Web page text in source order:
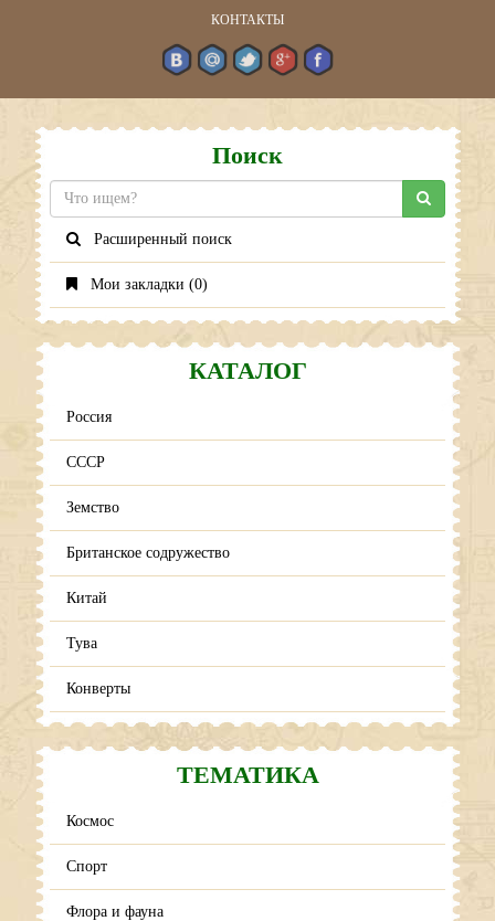
КОНТАКТЫ
Поиск
Расширенный поиск
Мои закладки (0)
КАТАЛОГ
Россия
СССР
Земство
Британское содружество
Китай
Тува
Конверты
ТЕМАТИКА
Космос
Спорт
Флора и фауна